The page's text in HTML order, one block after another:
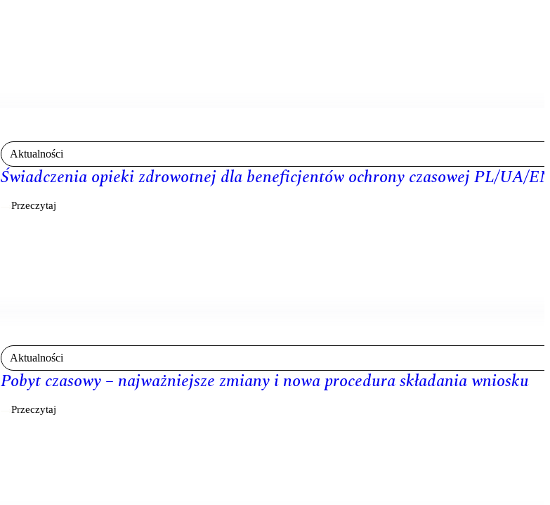
Aktualności
Świadczenia opieki zdrowotnej dla beneficjentów ochrony czasowej PL/UA/
Przeczytaj
Aktualności
Pobyt czasowy – najważniejsze zmiany i nowa procedura składania wniosku
Przeczytaj